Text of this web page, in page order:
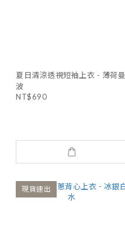
夏日清涼透視短袖上衣 - 薄荷曼
波
NT$690
現貨速出